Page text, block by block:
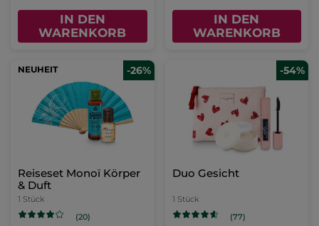
IN DEN
WARENKORB
IN DEN
WARENKORB
NEUHEIT -26%
Reiseset Monoï Körper
& Duft
1 Stück
(20)
-54%
Duo Gesicht
1 Stück
(77)